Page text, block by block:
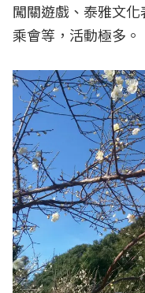
闖關遊戲、泰雅文
乘會等，活動極多。